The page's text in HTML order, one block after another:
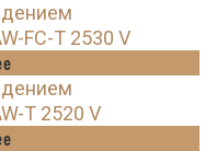
FC-T 2530 V
T 2520 V